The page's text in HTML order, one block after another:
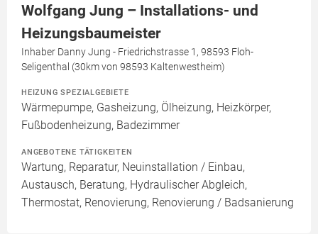
Wolfgang Jung – Installations- und
Heizungsbaumeister
Inhaber Danny Jung - Friedrichstrasse 1, 98593 Floh-
Seligenthal (30km von 98593 Kaltenwestheim)
HEIZUNG SPEZIALGEBIETE
Wärmepumpe, Gasheizung, Ölheizung, Heizkörper,
Fußbodenheizung, Badezimmer
ANGEBOTENE TÄTIGKEITEN
Wartung, Reparatur, Neuinstallation / Einbau,
Austausch, Beratung, Hydraulischer Abgleich,
Thermostat, Renovierung, Renovierung / Badsanierung